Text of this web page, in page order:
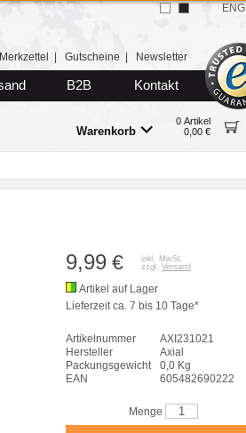
Merkzettel Gutscheine Newsletter
B2B Kontakt
Warenkorb
0 Artikel
0,00 €
ENG
9,99 €
inkl. MwSt.
zzgl. Versand
Artikel auf Lager
Lieferzeit ca. 7 bis 10 Tage*
Artikelnummer
AXI231021
Hersteller
Axial
Packungsgewicht
0,0 Kg
EAN
605482690222
Menge